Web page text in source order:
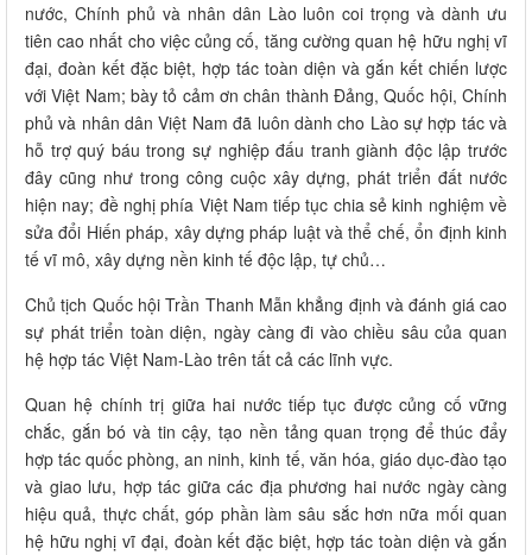
nước, Chính phủ và nhân dân Lào luôn coi trọng và dành ưu
tiên cao nhất cho việc củng cố, tăng cường quan hệ hữu nghị vĩ
đại, đoàn kết đặc biệt, hợp tác toàn diện và gắn kết chiến lược
với Việt Nam; bày tỏ cảm ơn chân thành Đảng, Quốc hội, Chính
phủ và nhân dân Việt Nam đã luôn dành cho Lào sự hợp tác và
hỗ trợ quý báu trong sự nghiệp đấu tranh giành độc lập trước
đây cũng như trong công cuộc xây dựng, phát triển đất nước
hiện nay; đề nghị phía Việt Nam tiếp tục chia sẻ kinh nghiệm về
sửa đổi Hiến pháp, xây dựng pháp luật và thể chế, ổn định kinh
tế vĩ mô, xây dựng nền kinh tế độc lập, tự chủ…
Chủ tịch Quốc hội Trần Thanh Mẫn khẳng định và đánh giá cao
sự phát triển toàn diện, ngày càng đi vào chiều sâu của quan
hệ hợp tác Việt Nam-Lào trên tất cả các lĩnh vực.
Quan hệ chính trị giữa hai nước tiếp tục được củng cố vững
chắc, gắn bó và tin cậy, tạo nền tảng quan trọng để thúc đẩy
hợp tác quốc phòng, an ninh, kinh tế, văn hóa, giáo dục-đào tạo
và giao lưu, hợp tác giữa các địa phương hai nước ngày càng
hiệu quả, thực chất, góp phần làm sâu sắc hơn nữa mối quan
hệ hữu nghị vĩ đại, đoàn kết đặc biệt, hợp tác toàn diện và gắn